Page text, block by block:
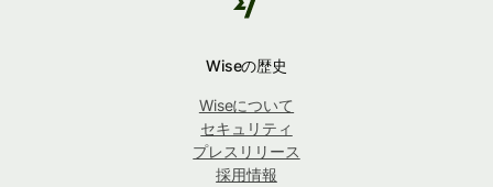
Wiseの歴史
Wiseについて
セキュリティ
プレスリリース
採用情報